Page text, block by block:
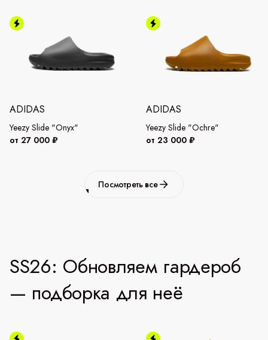
ADIDAS
Yeezy Slide "Onyx"
от 27 000 ₽
ADIDAS
Yeezy Slide "Ochre"
от 23 000 ₽
Посмотреть все
SS26: Обновляем гардероб
— подборка для неё